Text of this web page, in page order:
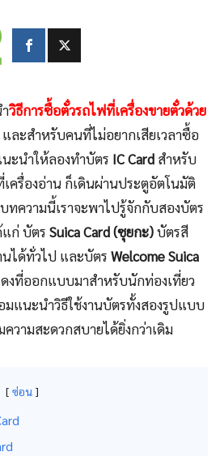
วิธีการซื้อตั๋วรถไฟที่เครื่องขายตั๋วด้วย
ละสำหรับคนที่ไม่อยากเสียเวลาซื้อ
ะนำให้ลองทำบัตร IC Card สำหรับ
เครื่องอ่าน ก็เดินผ่านประตูอัตโนมัติ
ทความนี้เราจะพาไปรู้จักกับสองบัตร
แก่ บัตร Suica Card (ซุยกะ)บัตรสี
นได้ทั่วไป และบัตร Welcome Suica
งที่ออกแบบมาสำหรับนักท่องเที่ยว
มแนะนำวิธีใช้งานบัตรทั้งสองรูปแบบ
วามสะดวกสบายได้ยิ่งกว่าเดิม
ซ่อน